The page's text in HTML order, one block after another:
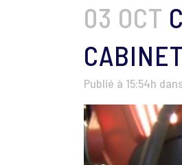
03 OCT
Publié à 15:54h